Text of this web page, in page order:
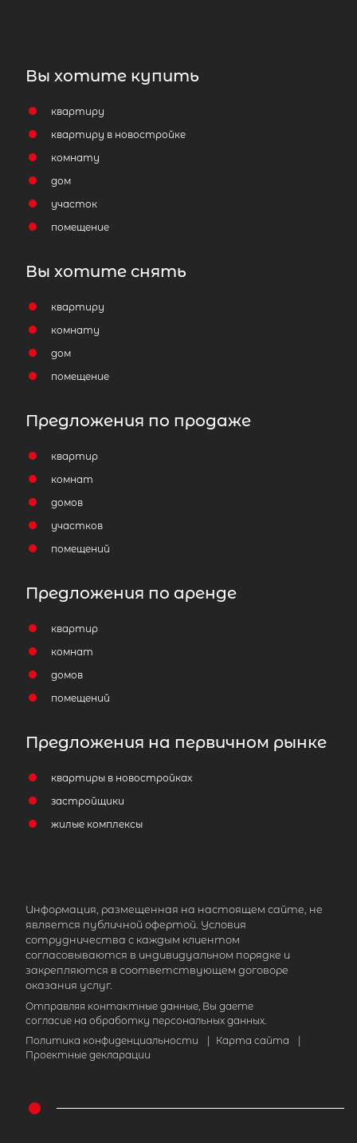
Вы хотите купить
квартиру
квартиру в новостройке
комнату
дом
участок
помещение
Вы хотите снять
квартиру
комнату
дом
помещение
Предложения по продаже
квартир
комнат
домов
участков
помещений
Предложения по аренде
квартир
комнат
домов
помещений
Предложения на первичном рынке
квартиры в новостройках
застройщики
жилые комплексы
Информация, размещенная на настоящем сайте, не
является публичной офертой. Условия
сотрудничества с каждым клиентом
согласовываются в индивидуальном порядке и
закрепляются в соответствующем договоре
оказания услуг.
Отправляя контактные данные, Вы даете
согласие на обработку персональных данных.
Политика конфиденциальности
Карта сайта
Проектные декларации